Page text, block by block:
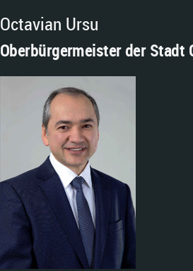
Octavian Ursu
Oberbürgermeister der Stadt